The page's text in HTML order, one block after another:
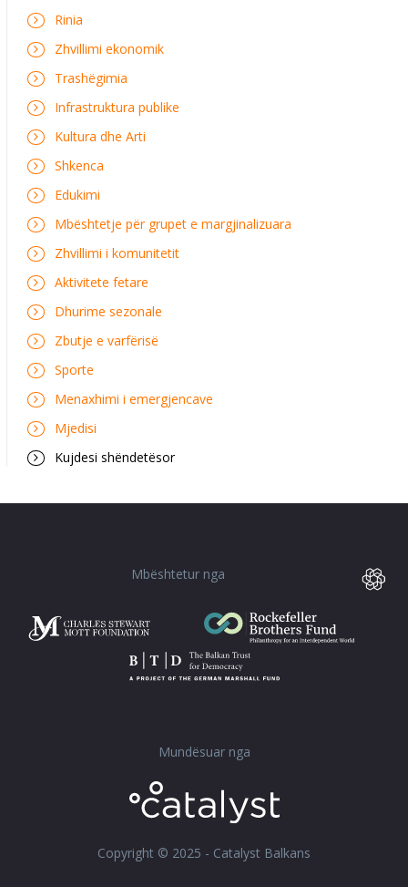
Rinia
Zhvillimi ekonomik
Trashëgimia
Infrastruktura publike
Kultura dhe Arti
Shkenca
Edukimi
Mbështetje për grupet e margjinalizuara
Zhvillimi i komunitetit
Aktivitete fetare
Dhurime sezonale
Zbutje e varfërisë
Sporte
Menaxhimi i emergjencave
Mjedisi
Kujdesi shëndetësor
Mbështetur nga
Mundësuar nga
Copyright © 2025 - Catalyst Balkans